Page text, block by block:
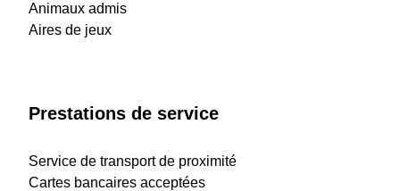
Animaux admis
Aires de jeux
Prestations de service
Service de transport de proximité
Cartes bancaires acceptées